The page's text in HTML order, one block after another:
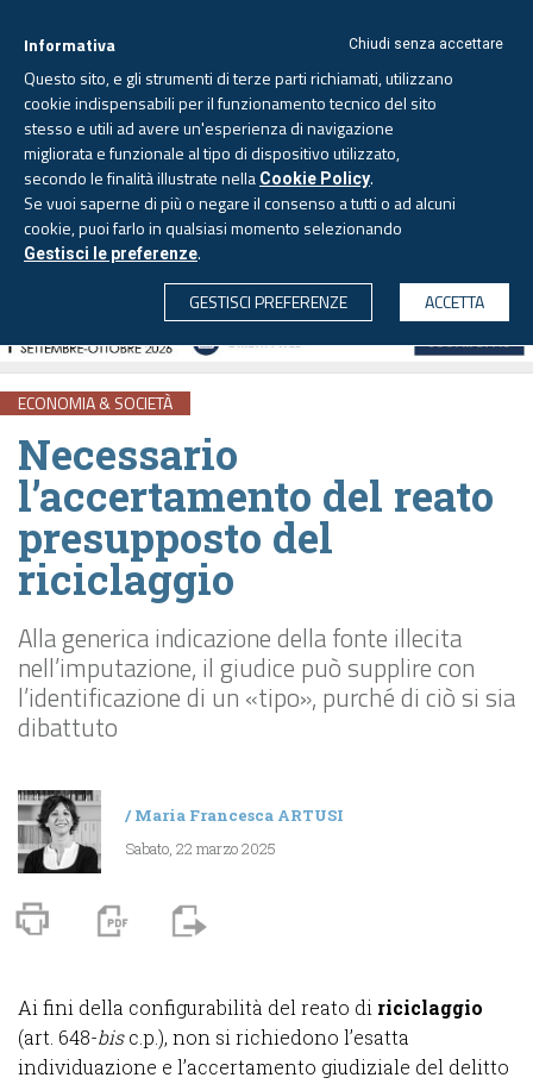
CERCA
Sabato, 8 agosto 2026 - Aggiornato alle 6.00
ECONOMIA & SOCIETÀ
Necessario
l’accertamento del reato
presupposto del
riciclaggio
Alla generica indicazione della fonte illecita
nell’imputazione, il giudice può supplire con
l’identificazione di un «tipo», purché di ciò si sia
dibattuto
/Maria Francesca ARTUSI
Sabato, 22 marzo 2025
Ai fini della configurabilità del reato di riciclaggio
(art. 648-bisc.p.), non si richiedono l’esatta
individuazione e l’accertamento giudiziale del delitto
Chiudi senza accettare
Informativa
Questo sito, e gli strumenti di terze parti richiamati, utilizzano
cookie indispensabili per il funzionamento tecnico del sito
stesso e utili ad avere un'esperienza di navigazione
migliorata e funzionale al tipo di dispositivo utilizzato,
secondo le finalità illustrate nella Cookie Policy.
Se vuoi saperne di più o negare il consenso a tutti o ad alcuni
cookie, puoi farlo in qualsiasi momento selezionando
Gestisci le preferenze.
GESTISCI PREFERENZE
ACCETTA